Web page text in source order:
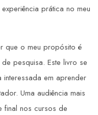
prática no meu
que o meu propósito é
pesquisa. Este livro se
em aprender
Uma audiência mais
final nos cursos de